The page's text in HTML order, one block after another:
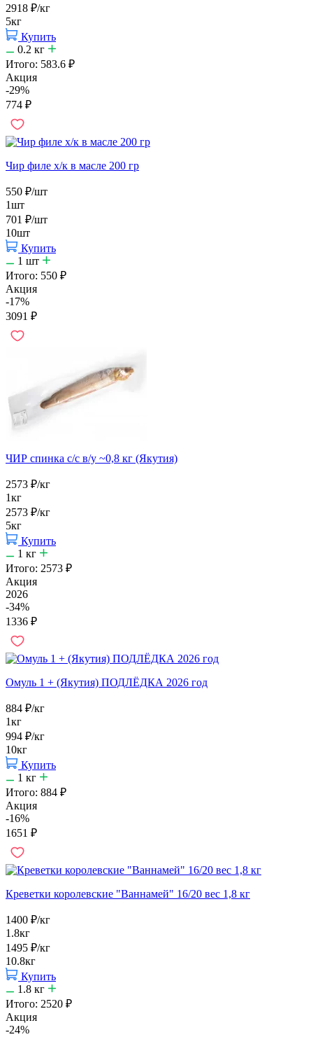
2918 ₽/кг
5кг
Купить
0.2 кг
Итого: 583.6 ₽
Акция
-29%
774 ₽
Чир филе х/к в масле 200 гр
550 ₽/шт
1шт
701 ₽/шт
10шт
Купить
1 шт
Итого: 550 ₽
Акция
-17%
3091 ₽
ЧИР спинка с/с в/у ~0,8 кг (Якутия)
2573 ₽/кг
1кг
2573 ₽/кг
5кг
Купить
1 кг
Итого: 2573 ₽
Акция
2026
-34%
1336 ₽
Омуль 1 + (Якутия) ПОДЛЁДКА 2026 год
884 ₽/кг
1кг
994 ₽/кг
10кг
Купить
1 кг
Итого: 884 ₽
Акция
-16%
1651 ₽
Креветки королевские "Ваннамей" 16/20 вес 1,8 кг
1400 ₽/кг
1.8кг
1495 ₽/кг
10.8кг
Купить
1.8 кг
Итого: 2520 ₽
Акция
-24%